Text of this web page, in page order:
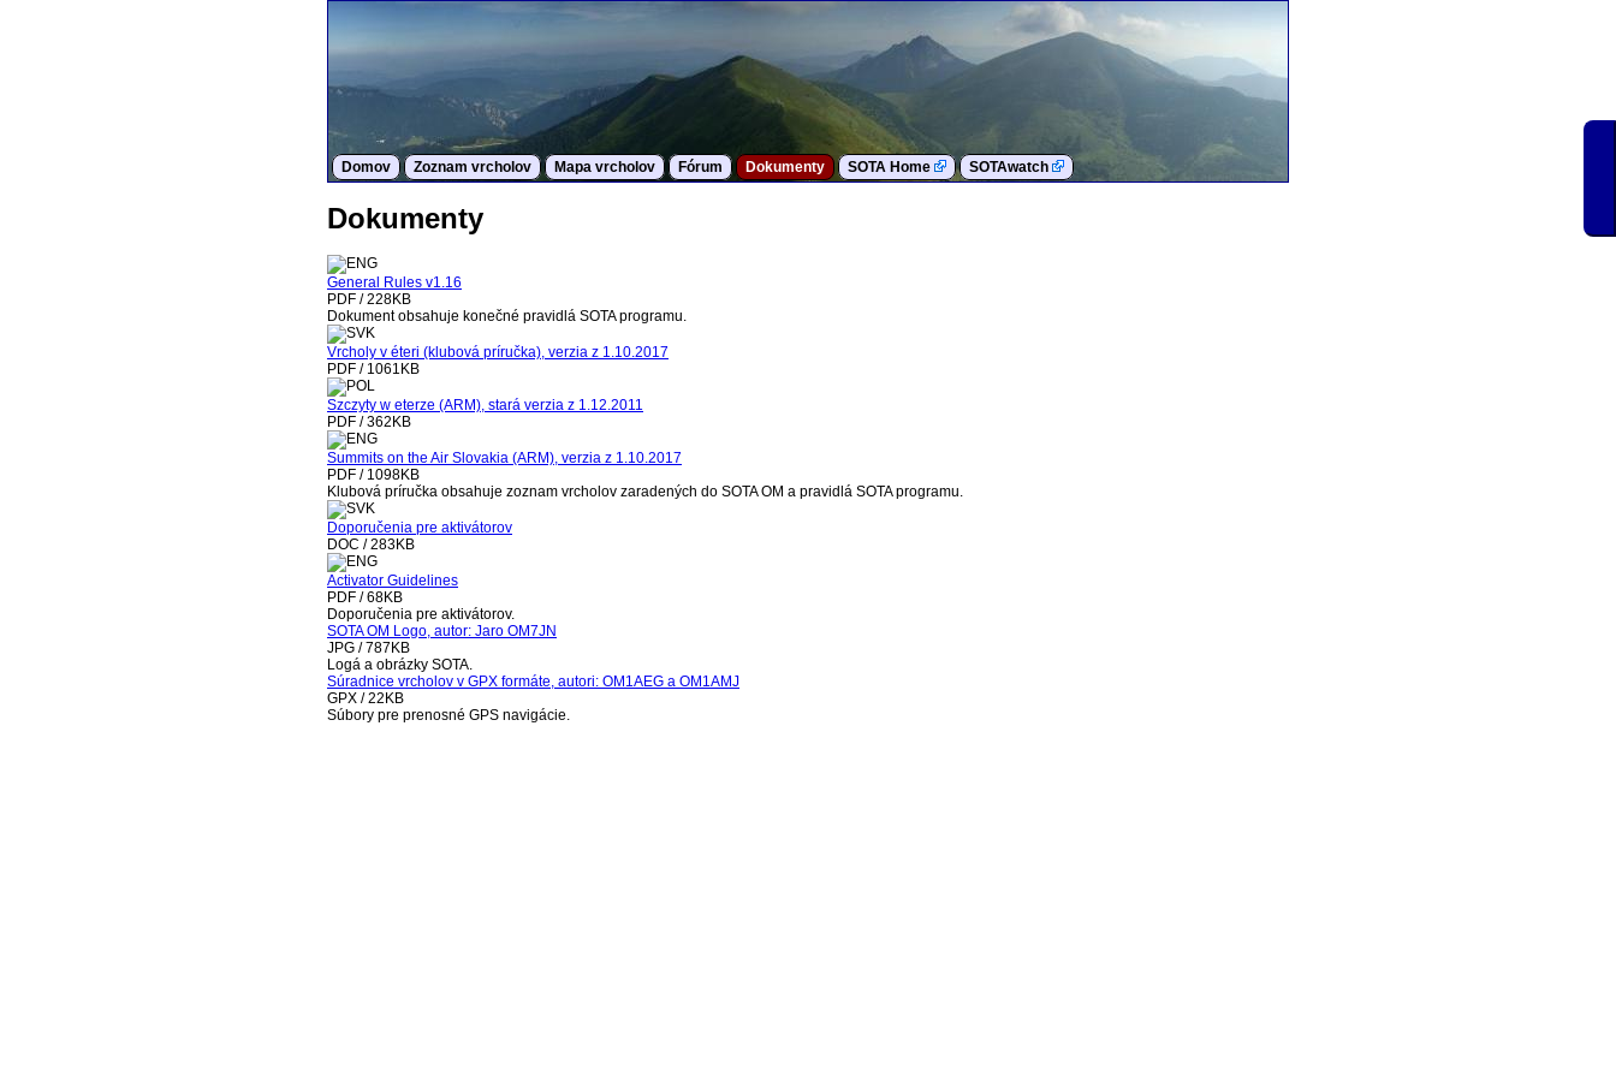
Domov Zoznam vrcholov Mapa vrcholov Fórum Dokumenty SOTA Home SOTAwatch
Dokumenty
General Rules v1.16
PDF / 228KB
Dokument obsahuje konečné pravidlá SOTA programu.
Vrcholy v éteri (klubová príručka), verzia z 1.10.2017
PDF / 1061KB
Szczyty w eterze (ARM), stará verzia z 1.12.2011
PDF / 362KB
Summits on the Air Slovakia (ARM), verzia z 1.10.2017
PDF / 1098KB
Klubová príručka obsahuje zoznam vrcholov zaradených do SOTA OM a pravidlá SOTA programu.
Doporučenia pre aktivátorov
DOC / 283KB
Activator Guidelines
PDF / 68KB
Doporučenia pre aktivátorov.
SOTA OM Logo, autor: Jaro OM7JN
JPG / 787KB
Logá a obrázky SOTA.
Súradnice vrcholov v GPX formáte, autori: OM1AEG a OM1AMJ
GPX / 22KB
Súbory pre prenosné GPS navigácie.